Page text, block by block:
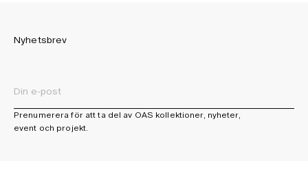
Nyhetsbrev
Prenumerera för att ta del av OAS kollektioner, nyheter,
event och projekt.